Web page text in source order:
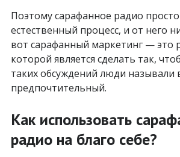
Поэтому сарафанное радио
естественный процесс, и от него
вот сарафанный маркетинг — это
которой является сделать так,
таких обсуждений люди называли
предпочтительный.
Как использовать
радио на благо себе?